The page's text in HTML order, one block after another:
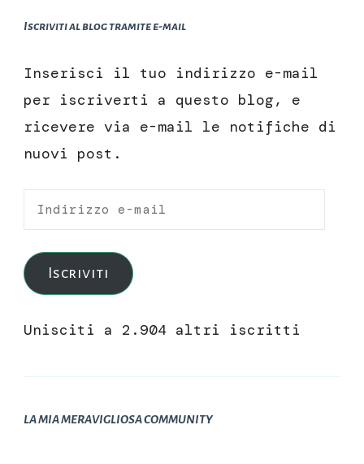
Iscriviti al blog tramite e-mail
Inserisci il tuo indirizzo e-mail
per iscriverti a questo blog, e
ricevere via e-mail le notifiche di
nuovi post.
Indirizzo
mail
Iscriviti
Unisciti a 2.904 altri iscritti
LA MIA MERAVIGLIOSA COMMUNITY